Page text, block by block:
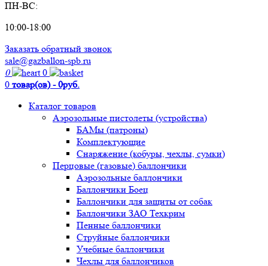
ПН-ВС:
10:00-18:00
Заказать обратный звонок
sale@gazballon-spb.ru
0
0
0 товар(ов) - 0руб.
Каталог товаров
Аэрозольные пистолеты (устройства)
БАМы (патроны)
Комплектующие
Снаряжение (кобуры, чехлы, сумки)
Перцовые (газовые) баллончики
Аэрозольные баллончики
Баллончики Боец
Баллончики для защиты от собак
Баллончики ЗАО Техкрим
Пенные баллончики
Струйные баллончики
Учебные баллончики
Чехлы для баллончиков